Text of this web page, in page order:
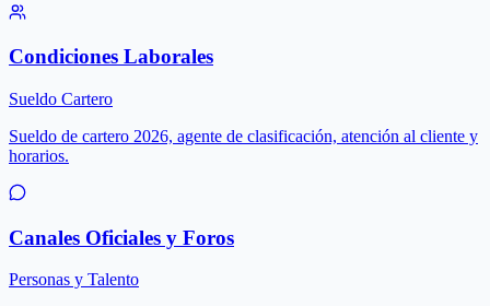
Condiciones Laborales
Sueldo Cartero
Sueldo de cartero 2026, agente de clasificación, atención al cliente y
horarios.
Canales Oficiales y Foros
Personas y Talento